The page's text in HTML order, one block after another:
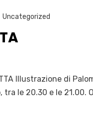
Uncategorized
Illustrazione di
tra le 20.30 e le 21.00.